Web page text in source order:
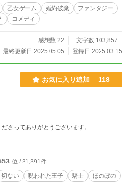
まるんですか？？（※始まりません）
乙女ゲーム 婚約破棄
ファンタジー
コメディ
感想数 22
文字数 103,857
最終更新日 2025.05.05
登録日 2025.03.15
お気に入り追加 118
でくださってありがとうございます。
位 / 31,391件
切ない 呪われた王子 騎士
ほのぼの